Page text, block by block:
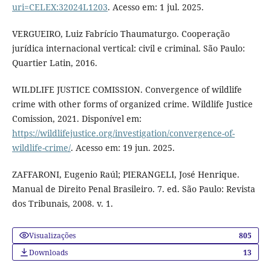
uri=CELEX:32024L1203. Acesso em: 1 jul. 2025.
VERGUEIRO, Luiz Fabrício Thaumaturgo. Cooperação
jurídica internacional vertical: civil e criminal. São Paulo:
Quartier Latin, 2016.
WILDLIFE JUSTICE COMISSION. Convergence of wildlife
crime with other forms of organized crime. Wildlife Justice
Comission, 2021. Disponível em:
https://wildlifejustice.org/investigation/convergence-of-
wildlife-crime/. Acesso em: 19 jun. 2025.
ZAFFARONI, Eugenio Raúl; PIERANGELI, José Henrique.
Manual de Direito Penal Brasileiro. 7. ed. São Paulo: Revista
dos Tribunais, 2008. v. 1.
Visualizações
805
Downloads
13